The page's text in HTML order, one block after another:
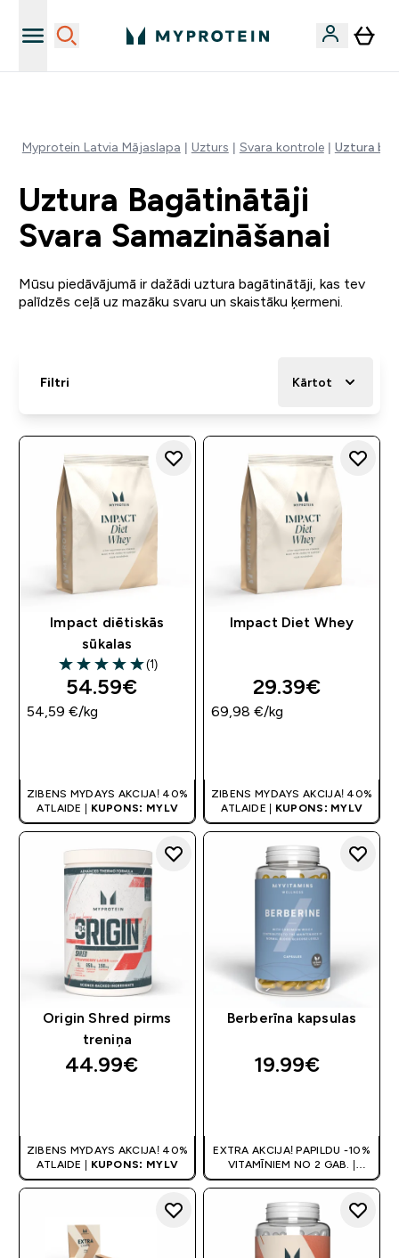
Myprotein Latvia Mājaslapa Uzturs Svara kontrole Uztura
Uztura Bagātinātāji
Svara Samazināšanai
Mūsu piedāvājumā ir dažādi uztura bagātinātāji, kas tev
palīdzēs ceļā uz mazāku svaru un skaistāku ķermeni.
Filtri Kārtot
Impact diētiskās
sūkalas
5 out of 5 stars
(1)
54.59€‎
54,59 €‎/kg
ZIBENS MYDAYS AKCIJA! 40%
ATLAIDE |
KUPONS: MYLV
Impact Diet Whey
29.39€‎
69,98 €‎/kg
ZIBENS MYDAYS AKCIJA! 40%
ATLAIDE | KUPONS: MYLV
Origin Shred pirms
treniņa
44.99€‎
ZIBENS MYDAYS AKCIJA! 40%
ATLAIDE |
KUPONS: MYLV
Berberīna kapsulas
19.99€‎
EXTRA AKCIJA! PAPILDU -10%
VITAMĪNIEM NO 2 GAB. |
ATLAIDE GROZĀ